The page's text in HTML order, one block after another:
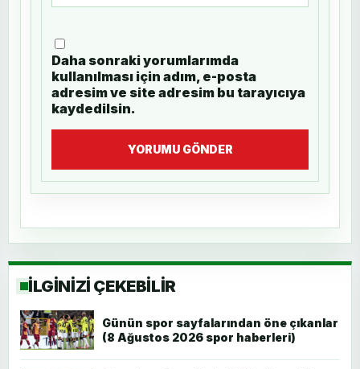
Daha sonraki yorumlarımda
kullanılması için adım, e-posta
adresim ve site adresim bu tarayıcıya
kaydedilsin.
YORUMU GÖNDER
İLGİNİZİ ÇEKEBİLİR
Günün spor sayfalarından öne çıkanlar
(8 Ağustos 2026 spor haberleri)